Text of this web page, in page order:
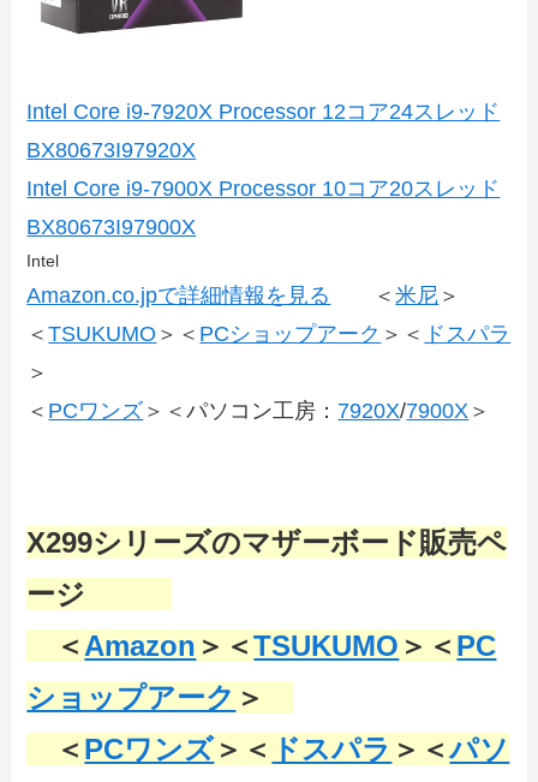
Intel Core i9-7920X Processor 12コア24スレッド
BX80673I97920X
Intel Core i9-7900X Processor 10コア20スレッド
BX80673I97900X
Intel
Amazon.co.jpで詳細情報を見る ＜米尼 ＞
＜TSUKUMO ＞＜ PCショップアーク ＞＜ ドスパラ
＞
＜ PCワンズ ＞＜パソコン工房： 7920X/7900X ＞
X299シリーズのマザーボード販売ペ
ージ
＜ Amazon ＞＜TSUKUMO ＞＜ PC
ショップアーク ＞
＜ PCワンズ＞＜ ドスパラ ＞＜パソ